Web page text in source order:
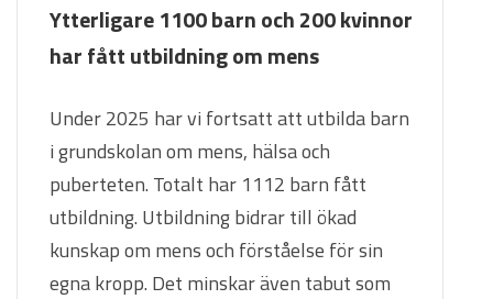
Ytterligare 1100 barn och 200 kvinnor
har fått utbildning om mens
Under 2025 har vi fortsatt att utbilda barn
i grundskolan om mens, hälsa och
puberteten. Totalt har 1112 barn fått
utbildning. Utbildning bidrar till ökad
kunskap om mens och förståelse för sin
egna kropp. Det minskar även tabut som